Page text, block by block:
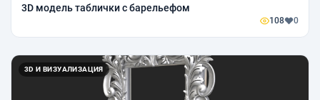
3D модель таблички с барельефом
108 0
3D И ВИЗУАЛИЗАЦИЯ